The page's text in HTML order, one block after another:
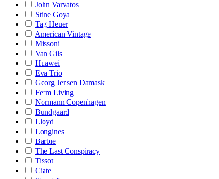
John Varvatos
Stine Goya
Tag Heuer
American Vintage
Missoni
Van Gils
Huawei
Eva Trio
Georg Jensen Damask
Ferm Living
Normann Copenhagen
Bundgaard
Lloyd
Longines
Barbie
The Last Conspiracy
Tissot
Ciate